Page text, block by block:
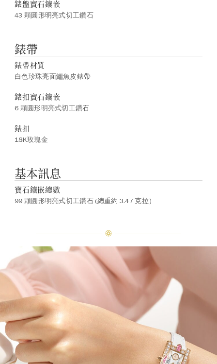
錶盤寶石鑲嵌
43 顆圓形明亮式切工鑽石
錶帶
錶帶材質
白色珍珠亮面鱷魚皮錶帶
錶扣寶石鑲嵌
6 顆圓形明亮式切工鑽石
錶扣
18K玫瑰金
基本訊息
寶石鑲嵌總數
99 顆圓形明亮式切工鑽石 (總重約 3.47 克拉）